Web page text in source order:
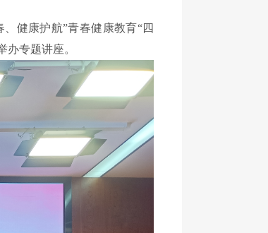
健康护航”青春健康教育“四
专题讲座。